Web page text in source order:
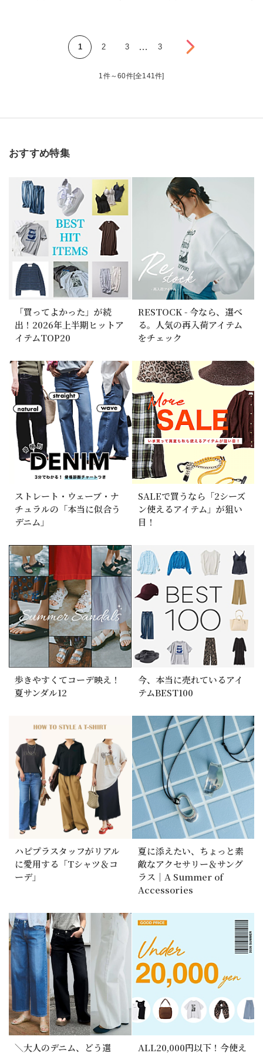
1 2 3 … 3 次へ
1件～60件[全141件]
おすすめ特集
「買ってよかった」が続
出！2026年上半期ヒットア
イテムTOP20
RESTOCK - 今なら、選べ
る。人気の再入荷アイテム
をチェック
ストレート・ウェーブ・ナ
チュラルの「本当に似合う
デニム」
SALEで買うなら「2シーズ
ン使えるアイテム」が狙い
目！
歩きやすくてコーデ映え！
夏サンダル12
今、本当に売れているアイ
テムBEST100
ハピプラスタッフがリアル
に愛用する「Tシャツ＆コ
ーデ」
夏に添えたい、ちょっと素
敵なアクセサリー＆サング
ラス｜A Summer of
Accessories
＼大人のデニム、どう選 ALL20,000円以下！今使え